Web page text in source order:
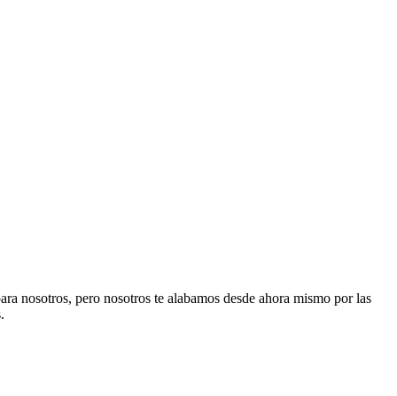
nosotros, pero nosotros te alabamos desde ahora mismo por las